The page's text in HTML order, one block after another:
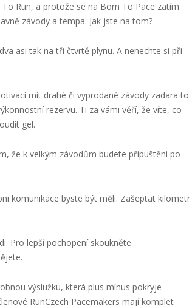
Run, a protože se na Born To Pace zatím
závody a tempa. Jak jste na tom?
asi tak na tři čtvrtě plynu. A nenechte si při
mít drahé či vyprodané závody zadara to
rezervu. Ti za vámi věří, že víte, co
gel.
že k velkým závodům budete připuštěni po
komunikace byste být měli. Zašeptat kilometr
Pro lepší pochopení skoukněte
výslužku, která plus mínus pokryje
RunCzech Pacemakers mají komplet